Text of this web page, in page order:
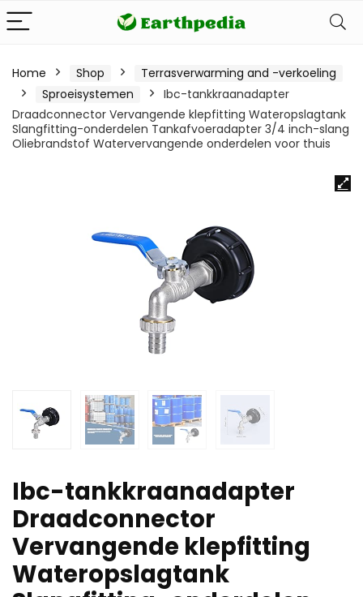
Home Shop
Terrasverwarming and -verkoeling
Sproeisystemen
Ibc-tankkraanadapter
Draadconnector Vervangende klepfitting Wateropslagtank
Slangfitting-onderdelen Tankafvoeradapter 3/4 inch-slang
Oliebrandstof Watervervangende onderdelen voor thuis
Ibc-tankkraanadapter
Draadconnector
Vervangende klepfitting
Wateropslagtank